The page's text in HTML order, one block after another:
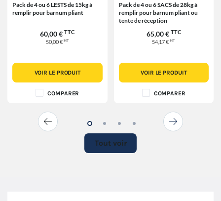
Pack de 4 ou 6 LESTS de 15kg à
remplir pour barnum pliant
60,00 € TTC
50,00 € HT
VOIR LE PRODUIT
COMPARER
Pack de 4 ou 6 SACS de 28kg à
remplir pour barnum pliant ou
tente de réception
65,00 € TTC
54,17 €HT
VOIR LE PRODUIT
COMPARER
Tout voir